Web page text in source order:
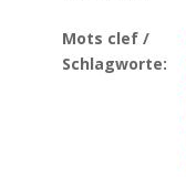
Mots clef /
Schlagworte: